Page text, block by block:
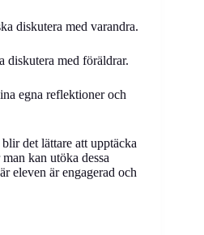
diskutera med varandra.
diskutera med föräldrar.
egna reflektioner och
det lättare att upptäcka
kan utöka dessa
eleven är engagerad och